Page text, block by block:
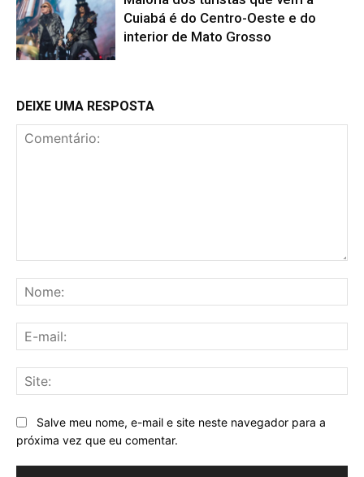
Cuiabá é do Centro-Oeste e do
interior de Mato Grosso
DEIXE UMA RESPOSTA
Salve meu nome, e-mail e site neste navegador para a
próxima vez que eu comentar.